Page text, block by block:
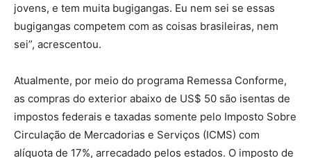
jovens, e tem muita bugigangas. Eu nem sei se essas
bugigangas competem com as coisas brasileiras, nem
sei”, acrescentou.
Atualmente, por meio do programa Remessa Conforme,
as compras do exterior abaixo de US$ 50 são isentas de
impostos federais e taxadas somente pelo Imposto Sobre
Circulação de Mercadorias e Serviços (ICMS) com
alíquota de 17%, arrecadado pelos estados. O imposto de